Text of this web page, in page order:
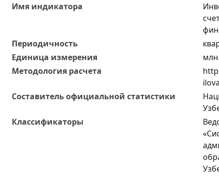
Имя индикатора
Периодичность
Единица измерения
Методология расчета
Составитель официальной статистики
Классификаторы